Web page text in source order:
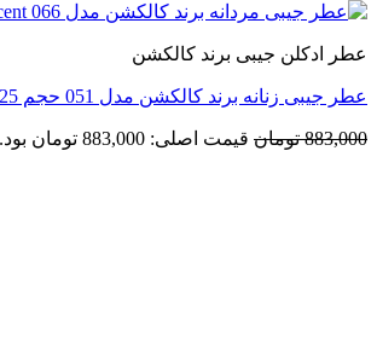
عطر ادکلن جیبی برند کالکشن
عطر جیبی زنانه برند کالکشن مدل 051 حجم 25 میل
883,000 تومان قیمت اصلی: 883,000 تومان بود.